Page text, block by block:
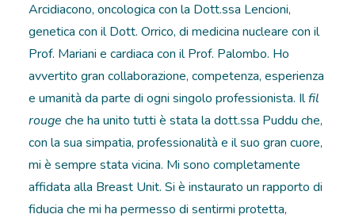
Arcidiacono, oncologica con la Dott.ssa Lencioni,
genetica con il Dott. Orrico, di medicina nucleare con il
Prof. Mariani e cardiaca con il Prof. Palombo. Ho
avvertito gran collaborazione, competenza, esperienza
e umanità da parte di ogni singolo professionista. Ilfil
rouge che ha unito tutti è stata la dott.ssa Puddu che,
con la sua simpatia, professionalità e il suo gran cuore,
mi è sempre stata vicina. Mi sono completamente
affidata alla Breast Unit. Si è instaurato un rapporto di
fiducia che mi ha permesso di sentirmi protetta,